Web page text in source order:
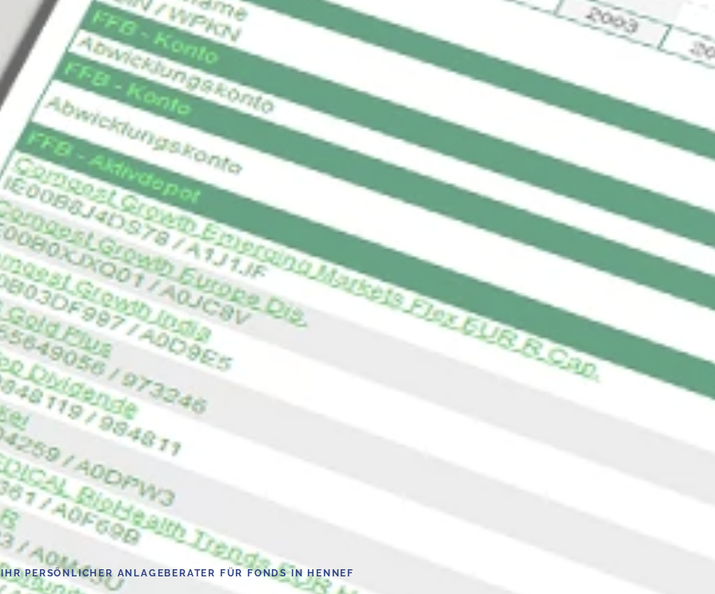
IHR PERSÖNLICHER ANLAGEBERATER FÜR FONDS IN HENNEF